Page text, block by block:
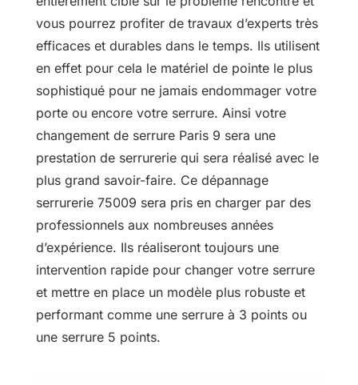
vous pourrez profiter de travaux d’experts très
efficaces et durables dans le temps. Ils utilisent
en effet pour cela le matériel de pointe le plus
sophistiqué pour ne jamais endommager votre
porte ou encore votre serrure. Ainsi votre
changement de serrure Paris 9 sera une
prestation de serrurerie qui sera réalisé avec le
plus grand savoir-faire. Ce dépannage
serrurerie 75009 sera pris en charger par des
professionnels aux nombreuses années
d’expérience. Ils réaliseront toujours une
intervention rapide pour changer votre serrure
et mettre en place un modèle plus robuste et
performant comme une serrure à 3 points ou
une serrure 5 points.